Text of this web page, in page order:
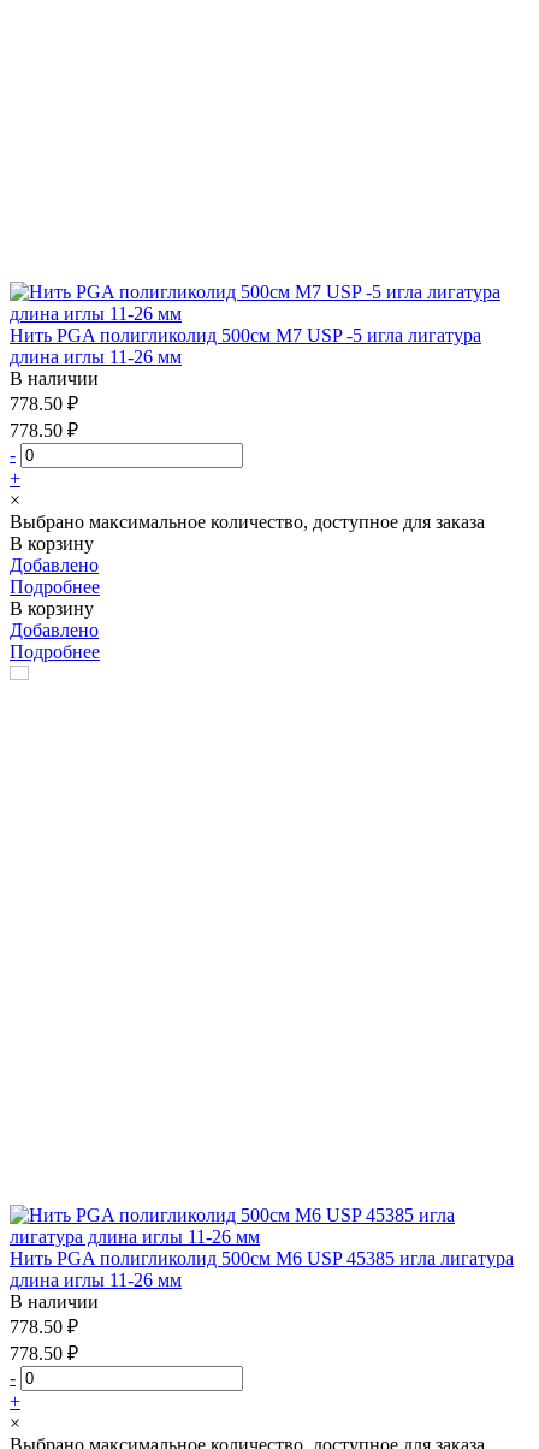
Нить PGA полигликолид 500см М7 USP -5 игла лигатура
длина иглы 11-26 мм
В наличии
778.50 ₽
778.50 ₽
-
+
×
Выбрано максимальное количество, доступное для заказа
В корзину
Добавлено
Подробнее
В корзину
Добавлено
Подробнее
Нить PGA полигликолид 500см М6 USP 45385 игла лигатура
длина иглы 11-26 мм
В наличии
778.50 ₽
778.50 ₽
-
+
×
Выбрано максимальное количество, доступное для заказа